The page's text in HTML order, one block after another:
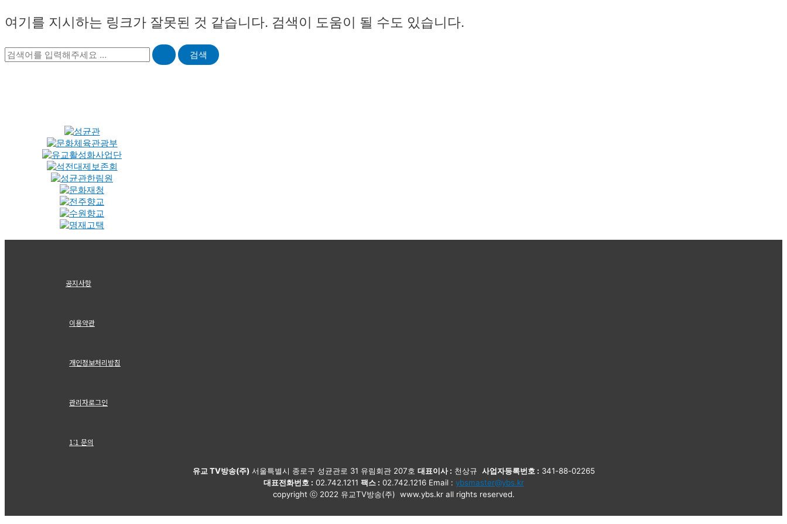
여기를 지시하는 링크가 잘못된 것 같습니다. 검색이 도움이 될 수도 있습니다.
Search
for:
공지사항
이용약관
개인정보처리방침
관리자로그인
1:1 문의
유교 TV방송(주)서울특별시 종로구 성균관로 31 유림회관 207호 대표이사 : 천상규 사업자등록번호 : 341-88-02265
대표전화번호 : 02.742.1211 팩스 : 02.742.1216 Email : ybsmaster@ybs.kr
copyright ⓒ 2022 유교TV방송(주) www.ybs.kr all rights reserved.